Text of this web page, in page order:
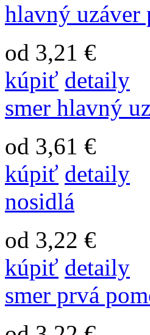
hlavný uzáver
od 3,21 €
kúpiť detaily
smer hlavný
od 3,61 €
kúpiť detaily
nosidlá
od 3,22 €
kúpiť detaily
smer prvá